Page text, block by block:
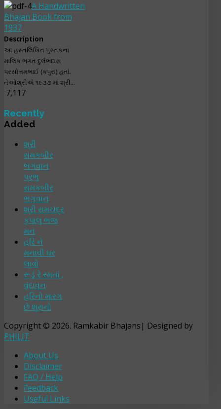
A Handwritten
Bhajan Book from
1937
Description
આ હસ્તલિખિત પુસ્તકના
માલિક ભગત દુર્લભદાસ
પરસોત્તમભાઈ (કપુરા) હતાં.
તેઓશ્રીએ ૧૯૩૭ માં શ્રી...
7,117
Recently
Added
શ્રી
રામકબીર
ભગવાન
પ્રભુ
રામકબીર
ભગવાન
શ્રી રામચંદ્ર
કૃપાલુ ભજ
મન
હરિ ને
મનાવી ઘર
લાવો
રૂડું રે રમતાં ,
વૃંદાવન
હરિનો મારગ
છે શૂરાનો
Copyright © 2026. Ramkabir Bhajans| Designed by
PHILIT
About Us
Disclaimer
FAQ / Help
Feedback
Useful Links